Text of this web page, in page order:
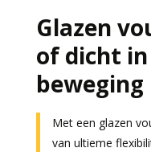
Glazen
of dicht
beweging
Met een glazen
van ultieme